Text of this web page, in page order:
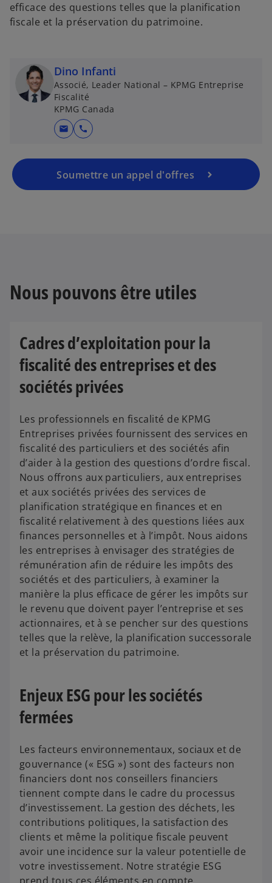
efficace des questions telles que la planification
fiscale et la préservation du patrimoine.
Dino Infanti
Associé, Leader National – KPMG Entreprise
Fiscalité
KPMG Canada
mail call
Soumettre un appel d'offres
Nous pouvons être utiles
Cadres d’exploitation pour la
fiscalité des entreprises et des
sociétés privées
Les professionnels en fiscalité de KPMG
Entreprises privées fournissent des services en
fiscalité des particuliers et des sociétés afin
d’aider à la gestion des questions d’ordre fiscal.
Nous offrons aux particuliers, aux entreprises
et aux sociétés privées des services de
planification stratégique en finances et en
fiscalité relativement à des questions liées aux
finances personnelles et à l’impôt. Nous aidons
les entreprises à envisager des stratégies de
rémunération afin de réduire les impôts des
sociétés et des particuliers, à examiner la
manière la plus efficace de gérer les impôts sur
le revenu que doivent payer l’entreprise et ses
actionnaires, et à se pencher sur des questions
telles que la relève, la planification successorale
et la préservation du patrimoine.
Enjeux ESG pour les sociétés
fermées
Les facteurs environnementaux, sociaux et de
gouvernance (« ESG ») sont des facteurs non
financiers dont nos conseillers financiers
tiennent compte dans le cadre du processus
d’investissement. La gestion des déchets, les
contributions politiques, la satisfaction des
clients et même la politique fiscale peuvent
avoir une incidence sur la valeur potentielle de
votre investissement. Notre stratégie ESG